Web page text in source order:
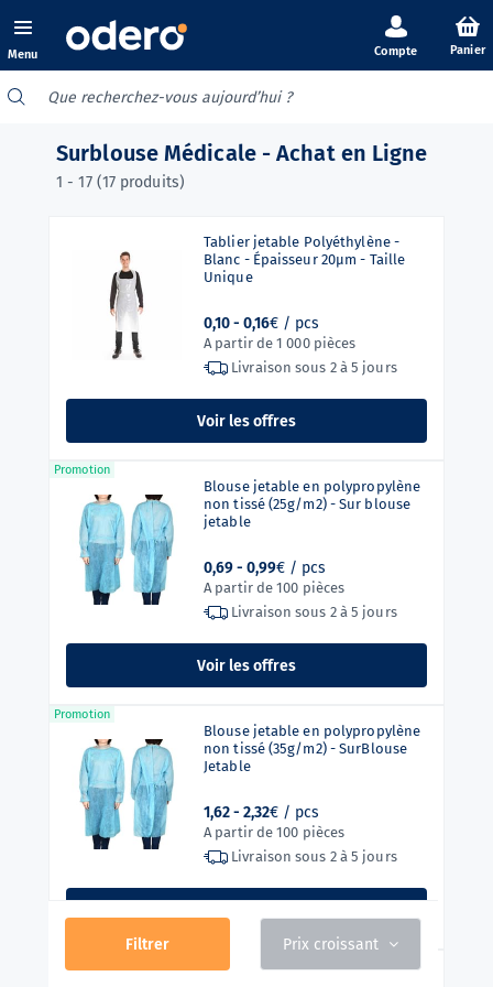
Menu Panier
Filtrer Prix croissant
Surblouse Médicale - Achat en Ligne
1 - 17 (17 produits)
Tablier jetable Polyéthylène -
Blanc - Épaisseur 20µm - Taille
Unique
0,10 - 0,16€ / pcs
A partir de 1 000 pièces
Livraison sous 2 à 5 jours
Voir les offres
Promotion
Blouse jetable en polypropylène
non tissé (25g/m2) - Sur blouse
jetable
0,69 - 0,99€ / pcs
A partir de 100 pièces
Livraison sous 2 à 5 jours
Voir les offres
Promotion
Blouse jetable en polypropylène
non tissé (35g/m2) - SurBlouse
Jetable
1,62 - 2,32€ / pcs
A partir de 100 pièces
Livraison sous 2 à 5 jours
Pyjama jetable de qualité